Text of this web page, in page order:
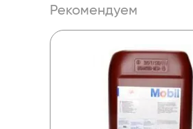
Рекомендуем